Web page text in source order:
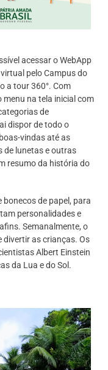
acessar o WebApp
pelo Campus do
a tour 360°. Com
menu na tela inicial com
de
dispor de todo o
vindas até as
de lunetas e outras
resumo da história do
de papel, para
personalidades e
Semanalmente, o
divertir as crianças. Os
Albert Einstein
da Lua e do Sol.